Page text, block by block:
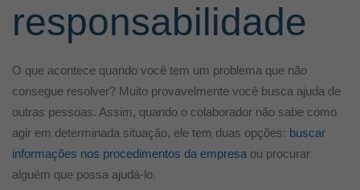
responsabilidade
O que acontece quando você tem um problema que não
consegue resolver? Muito provavelmente você busca ajuda de
outras pessoas. Assim, quando o colaborador não sabe como
agir em determinada situação, ele tem duas opções: buscar
informações nos procedimentos da empresa ou procurar
alguém que possa ajudá-lo.